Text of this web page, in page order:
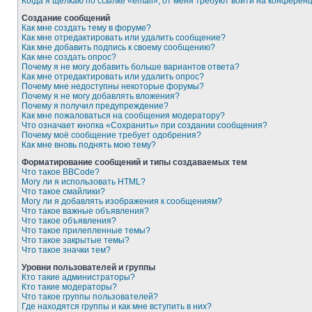
Создание сообщений
Как мне создать тему в форуме?
Как мне отредактировать или удалить сообщение?
Как мне добавить подпись к своему сообщению?
Как мне создать опрос?
Почему я не могу добавить больше вариантов ответа?
Как мне отредактировать или удалить опрос?
Почему мне недоступны некоторые форумы?
Почему я не могу добавлять вложения?
Почему я получил предупреждение?
Как мне пожаловаться на сообщения модератору?
Что означает кнопка «Сохранить» при создании сообщения?
Почему моё сообщение требует одобрения?
Как мне вновь поднять мою тему?
Форматирование сообщений и типы создаваемых тем
Что такое BBCode?
Могу ли я использовать HTML?
Что такое смайлики?
Могу ли я добавлять изображения к сообщениям?
Что такое важные объявления?
Что такое объявления?
Что такое прилепленные темы?
Что такое закрытые темы?
Что такое значки тем?
Уровни пользователей и группы
Кто такие администраторы?
Кто такие модераторы?
Что такое группы пользователей?
Где находятся группы и как мне вступить в них?